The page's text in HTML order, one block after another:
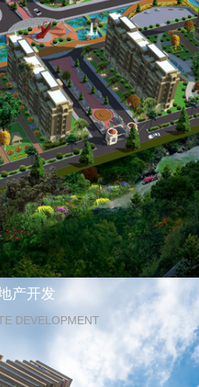
产开发
DEVELOPMENT